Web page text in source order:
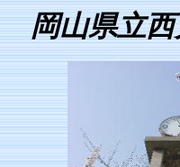
岡山県立西